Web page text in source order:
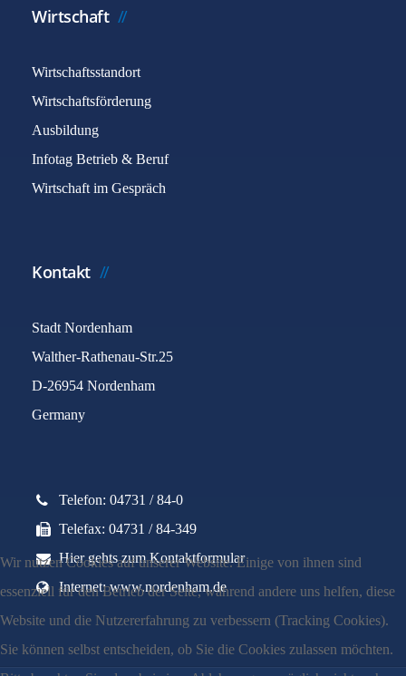
Wirtschaft
Wirtschaftsstandort
Wirtschaftsförderung
Ausbildung
Infotag Betrieb & Beruf
Wirtschaft im Gespräch
Kontakt
Stadt Nordenham
Walther-Rathenau-Str.25
D-26954 Nordenham
Germany
Telefon: 04731 / 84-0
Telefax: 04731 / 84-349
Hier gehts zum Kontaktformular
Internet: www.nordenham.de
Wir nutzen Cookies auf unserer Website. Einige von ihnen sind
essenziell für den Betrieb der Seite, während andere uns helfen, diese
Website und die Nutzererfahrung zu verbessern (Tracking Cookies).
Sie können selbst entscheiden, ob Sie die Cookies zulassen möchten.